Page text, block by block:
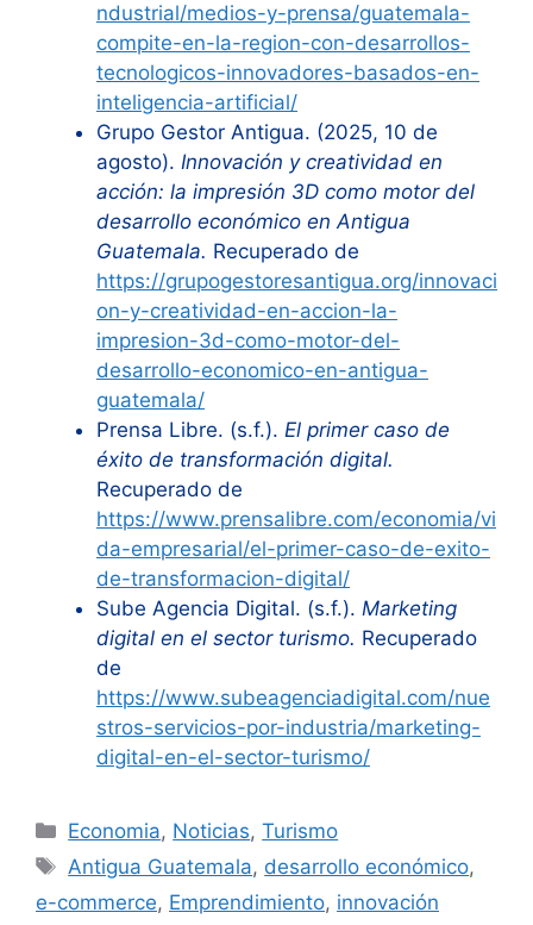
ndustrial/medios-y-prensa/guatemala-
compite-en-la-region-con-desarrollos-
tecnologicos-innovadores-basados-en-
inteligencia-artificial/
Grupo Gestor Antigua. (2025, 10 de
agosto). Innovación y creatividad en
acción: la impresión 3D como motor del
desarrollo económico en Antigua
Guatemala. Recuperado de
https://grupogestoresantigua.org/innovaci
on-y-creatividad-en-accion-la-
impresion-3d-como-motor-del-
desarrollo-economico-en-antigua-
guatemala/
Prensa Libre. (s.f.). El primer caso de
éxito de transformación digital.
Recuperado de
https://www.prensalibre.com/economia/vi
da-empresarial/el-primer-caso-de-exito-
de-transformacion-digital/
Sube Agencia Digital. (s.f.). Marketing
digital en el sector turismo. Recuperado
de
https://www.subeagenciadigital.com/nue
stros-servicios-por-industria/marketing-
digital-en-el-sector-turismo/
Categorías
Economia, Noticias,Turismo
Etiquetas
Antigua Guatemala, desarrollo económico,
e-commerce, Emprendimiento, innovación